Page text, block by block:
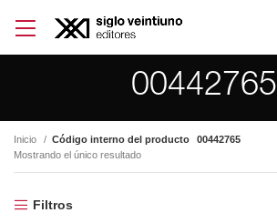
00442765
Inicio Código interno del producto
00442765
Mostrando el único resultado
Filtros